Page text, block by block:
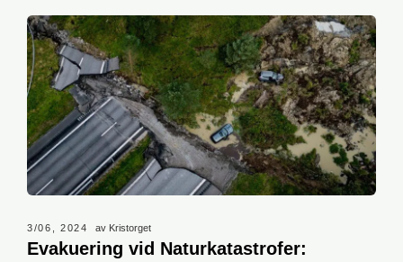
3/06, 2024 av Kristorget
Evakuering vid Naturkatastrofer: